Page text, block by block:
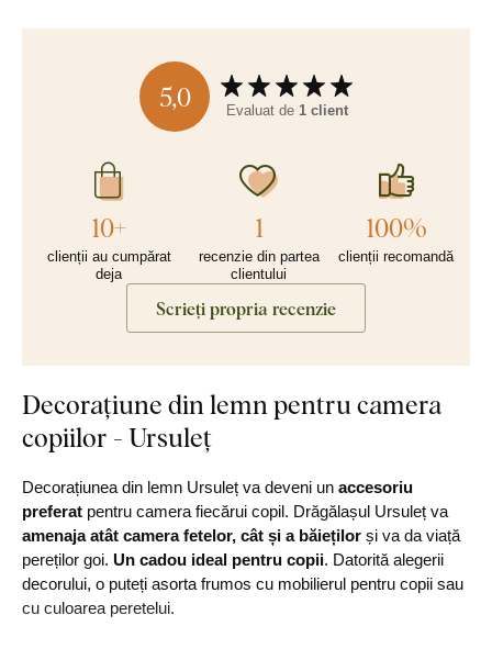
5,0 Evaluat de 1 client
10+
clienții au cumpărat
deja
1
recenzie din partea
clientului
100%
clienții recomandă
Scrieți propria recenzie
Decorațiune din lemn pentru camera
copiilor - Ursuleț
Decorațiunea din lemn Ursuleț va deveni un accesoriu
preferat pentru camera fiecărui copil. Drăgălașul Ursuleț va
amenaja atât camera fetelor, cât și a băieților și va da viață
pereților goi. Un cadou ideal pentru copii. Datorită alegerii
decorului, o puteți asorta frumos cu mobilierul pentru copii sau
cu culoarea peretelui.